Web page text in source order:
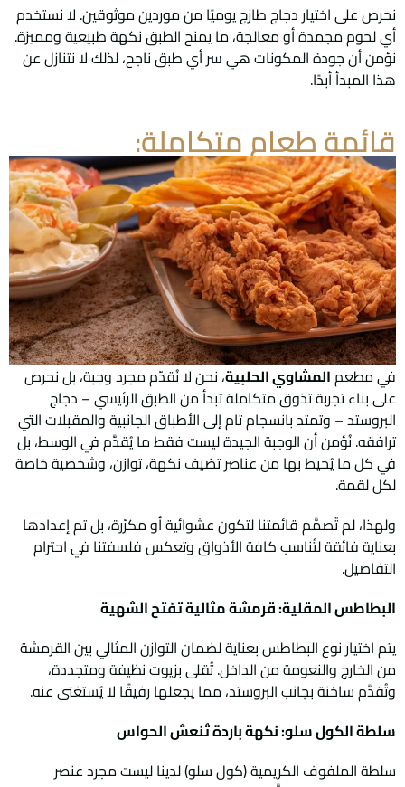
نحرص على اختيار دجاج طازج يوميًا من موردين موثوقين. لا نستخدم
أي لحوم مجمدة أو معالجة، ما يمنح الطبق نكهة طبيعية ومميزة.
نؤمن أن جودة المكونات هي سر أي طبق ناجح، لذلك لا نتنازل عن
هذا المبدأ أبدًا.
قائمة طعام متكاملة:
في مطعمالمشاوي الحلبية، نحن لا نُقدّم مجرد وجبة، بل نحرص
على بناء تجربة تذوق متكاملة تبدأ من الطبق الرئيسي – دجاج
البروستد – وتمتد بانسجام تام إلى الأطباق الجانبية والمقبلات التي
ترافقه. نُؤمن أن الوجبة الجيدة ليست فقط ما يُقدَّم في الوسط، بل
في كل ما يُحيط بها من عناصر تضيف نكهة، توازن، وشخصية خاصة
لكل لقمة.
ولهذا، لم تُصمَّم قائمتنا لتكون عشوائية أو مكرّرة، بل تم إعدادها
بعناية فائقة لتُناسب كافة الأذواق وتعكس فلسفتنا في احترام
التفاصيل.
البطاطس المقلية: قرمشة مثالية تفتح الشهية
يتم اختيار نوع البطاطس بعناية لضمان التوازن المثالي بين القرمشة
من الخارج والنعومة من الداخل. تُقلى بزيوت نظيفة ومتجددة،
وتُقدَّم ساخنة بجانب البروستد، مما يجعلها رفيقًا لا يُستغنى عنه.
سلطة الكول سلو: نكهة باردة تُنعش الحواس
سلطة الملفوف الكريمية (كول سلو) لدينا ليست مجرد عنصر